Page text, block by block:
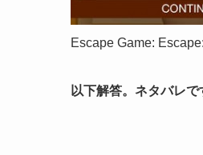
Escape Game:
以下解答。ネタバレ